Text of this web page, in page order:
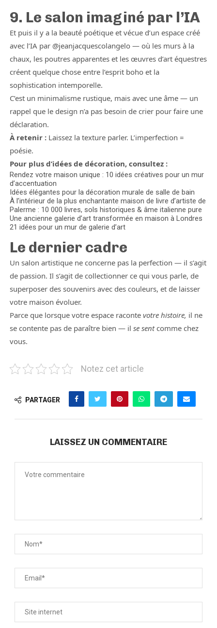
9. Le salon imaginé par l’IA
Et puis il y a la beauté poétique et vécue d’un espace créé
avec l’IA par @jeanjacquescolangelo — où les murs à la
chaux, les poutres apparentes et les œuvres d’art équestres
créent quelque chose entre l’esprit boho et la
sophistication intemporelle.
C’est un minimalisme rustique, mais avec une âme — un
rappel que le design n’a pas besoin de crier pour faire une
déclaration.
À retenir : Laissez la texture parler. L’imperfection =
poésie.
Pour plus d’idées de décoration, consultez :
Rendez votre maison unique : 10 idées créatives pour un mur
d’accentuation
Idées élégantes pour la décoration murale de salle de bain
À l’intérieur de la plus enchantante maison de livre d’artiste de
Palerme : 10 000 livres, sols historiques & âme italienne pure
Une ancienne galerie d’art transformée en maison à Londres
21 idées pour un mur de galerie d’art
Le dernier cadre
Un salon artistique ne concerne pas la perfection — il s’agit
de passion. Il s’agit de collectionner ce qui vous parle, de
superposer des souvenirs avec des couleurs, et de laisser
votre maison évoluer.
Parce que lorsque votre espace raconte votre histoire, il ne
se contente pas de paraître bien — il se sentcomme chez
vous.
Notez cet article
PARTAGER
LAISSEZ UN COMMENTAIRE